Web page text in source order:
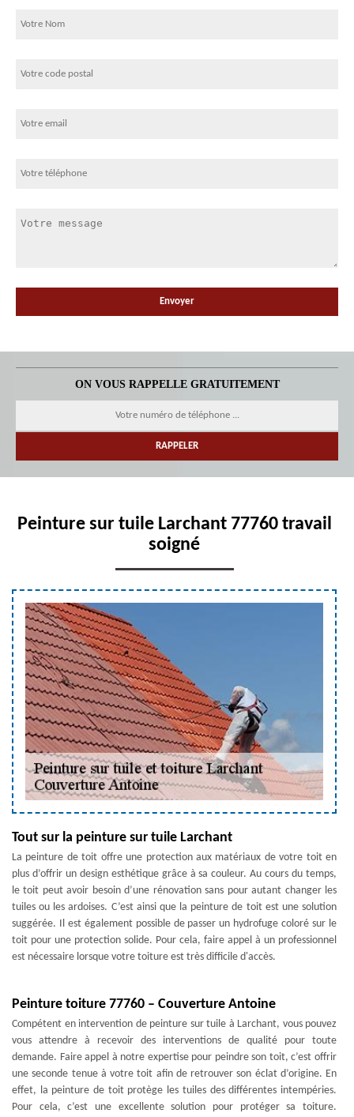
ON VOUS RAPPELLE GRATUITEMENT
Peinture sur tuile Larchant 77760 travail
soigné
Tout sur la peinture sur tuile Larchant
La peinture de toit offre une protection aux matériaux de votre toit en
plus d’offrir un design esthétique grâce à sa couleur. Au cours du temps,
le toit peut avoir besoin d’une rénovation sans pour autant changer les
tuiles ou les ardoises. C’est ainsi que la peinture de toit est une solution
suggérée. Il est également possible de passer un hydrofuge coloré sur le
toit pour une protection solide. Pour cela, faire appel à un professionnel
est nécessaire lorsque votre toiture est très difficile d'accès.
Peinture toiture 77760 – Couverture Antoine
Compétent en intervention de peinture sur tuile à Larchant, vous pouvez
vous attendre à recevoir des interventions de qualité pour toute
demande. Faire appel à notre expertise pour peindre son toit, c’est offrir
une seconde tenue à votre toit afin de retrouver son éclat d’origine. En
effet, la peinture de toit protège les tuiles des différentes intempéries.
Pour cela, c’est une excellente solution pour protéger sa toiture.